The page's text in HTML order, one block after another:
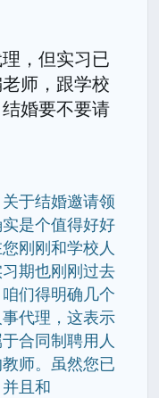
，但实习已
师，跟学校
婚要不要请
于结婚邀请领
是个值得好好
刚刚和学校人
期也刚刚过去
们得明确几个
代理，这表示
合同制聘用人
师。虽然您已
且和